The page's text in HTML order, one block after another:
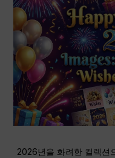
2026년을 화려한 컬렉션